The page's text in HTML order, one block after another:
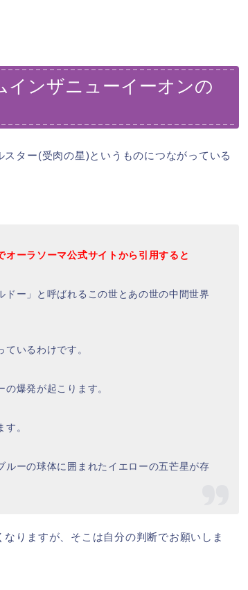
インザニューイーオンの
ター(受肉の星)というものにつながっている
ーラソーマ公式サイトから引用すると
ー」と呼ばれるこの世とあの世の中間世界
いるわけです。
爆発が起こります。
。
ーの球体に囲まれたイエローの五芒星が存
りますが、そこは自分の判断でお願いしま